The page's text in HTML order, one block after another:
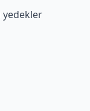
yedekler